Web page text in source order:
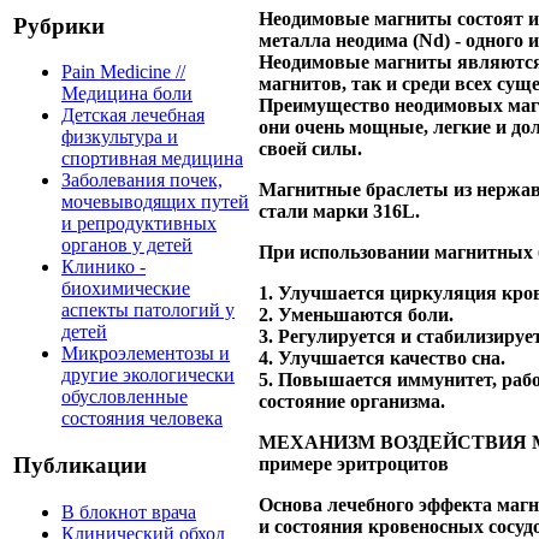
Рубрики
Pain Medicine //
Медицина боли
Детская лечебная
физкультура и
спортивная медицина
Заболевания почек,
мочевыводящих путей
и репродуктивных
органов у детей
Клинико -
биохимические
аспекты патологий у
детей
Микроэлементозы и
другие экологически
обусловленные
состояния человека
Публикации
В блокнот врача
Клинический обход
Неодимовые магниты состоят
металла неодима (Nd) - одного
Неодимовые магниты
магнитов, так и среди всех
Преимущество неодимовых
они очень мощные, легкие и
своей силы.
Магнитные браслеты из
стали марки 316L.
При использовании магнитных
1. Улучшается циркуляция
2. Уменьшаются боли.
3. Регулируется и
4. Улучшается качество сна.
5. Повышается иммунитет,
состояние организма.
МЕХАНИЗМ ВОЗДЕЙСТВИЯ
примере эритроцитов
Основа лечебного эффекта
и состояния кровеносных